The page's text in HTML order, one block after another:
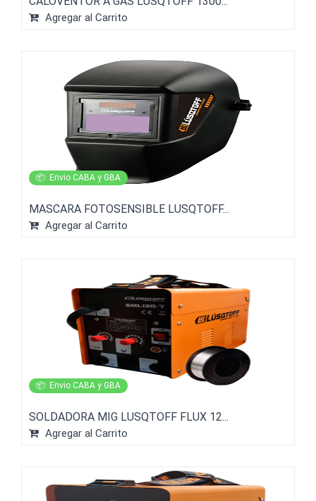
Agregar al Carrito
📦 Envio CABA y GBA
MASCARA FOTOSENSIBLE LUSQTOFF...
Agregar al Carrito
📦 Envio CABA y GBA
SOLDADORA MIG LUSQTOFF FLUX 12...
Agregar al Carrito